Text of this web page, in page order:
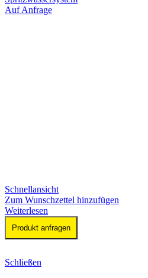
Auf Anfrage
Schnellansicht
Zum Wunschzettel hinzufügen
Weiterlesen
Produkt anfragen
Schließen